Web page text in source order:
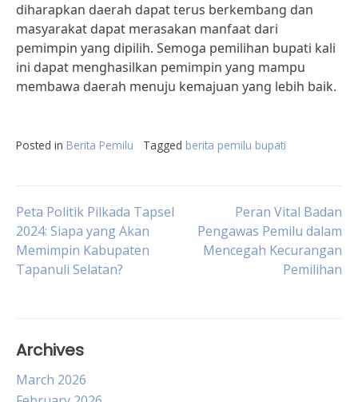
diharapkan daerah dapat terus berkembang dan
masyarakat dapat merasakan manfaat dari
pemimpin yang dipilih. Semoga pemilihan bupati kali
ini dapat menghasilkan pemimpin yang mampu
membawa daerah menuju kemajuan yang lebih baik.
Posted in Berita Pemilu Tagged berita pemilu bupati
Post
navigation
Peta Politik Pilkada Tapsel
2024: Siapa yang Akan
Memimpin Kabupaten
Tapanuli Selatan?
Peran Vital Badan
Pengawas Pemilu dalam
Mencegah Kecurangan
Pemilihan
Archives
March 2026